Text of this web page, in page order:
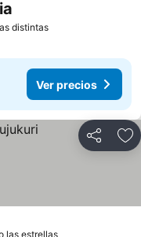
distintas
Ver precios
Compartir
las estrellas